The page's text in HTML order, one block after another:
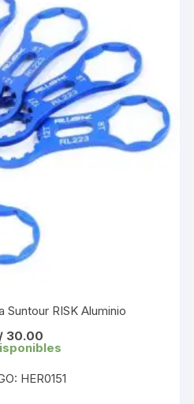
Suntour RISK Aluminio
30.00
HER0151